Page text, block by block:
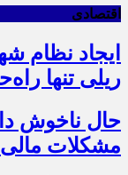
اقتصادی
ایجاد نظام
ریلی تنها
حال ناخوش
مشکلات مالی